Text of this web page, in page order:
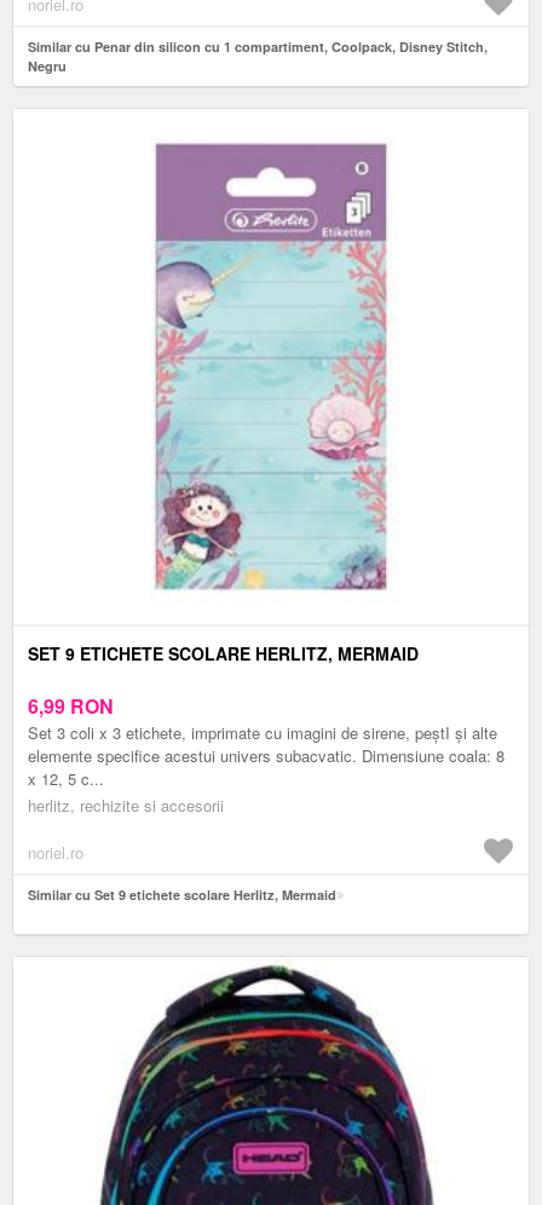
Similar cu Penar din silicon cu 1 compartiment, Coolpack, Disney Stitch,
Negru
SET 9 ETICHETE SCOLARE HERLITZ, MERMAID
6,99 RON
Set 3 coli x 3 etichete, imprimate cu imagini de sirene, peștI și alte
elemente specifice acestui univers subacvatic. Dimensiune coala: 8
x 12, 5 c...
herlitz, rechizite si accesorii
noriel.ro
Similar cu Set 9 etichete scolare Herlitz, Mermaid